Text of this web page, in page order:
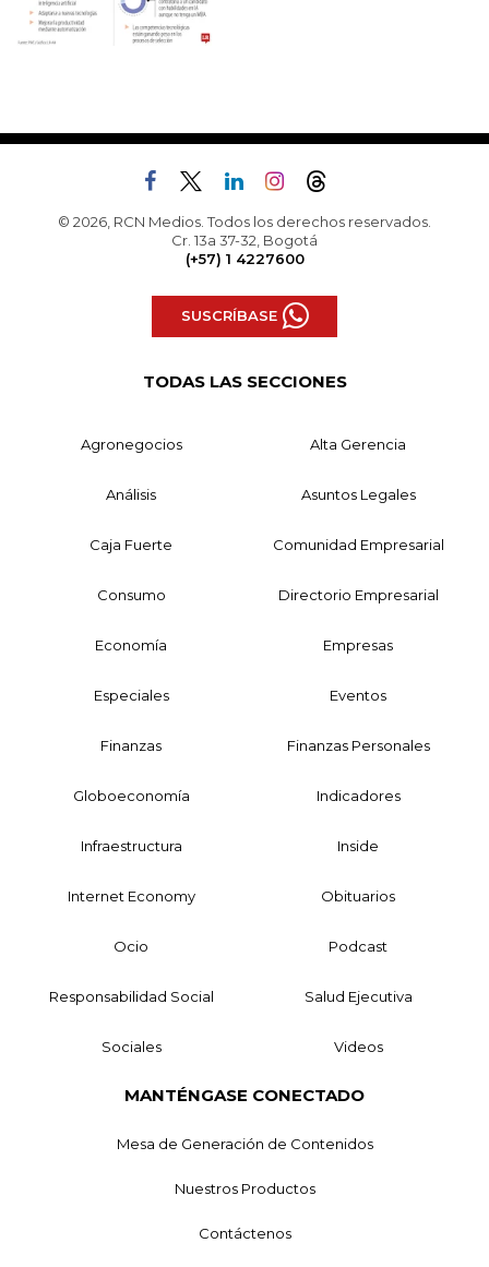
© 2026, RCN Medios. Todos los derechos reservados.
Cr. 13a 37-32, Bogotá
(+57) 1 4227600
SUSCRÍBASE
TODAS LAS SECCIONES
Agronegocios Alta Gerencia
Análisis Asuntos Legales
Caja Fuerte Comunidad Empresarial
Consumo Directorio Empresarial
Economía Empresas
Especiales Eventos
Finanzas Finanzas Personales
Globoeconomía Indicadores
Infraestructura Inside
Internet Economy Obituarios
Ocio Podcast
Responsabilidad Social Salud Ejecutiva
Sociales Videos
MANTÉNGASE CONECTADO
Mesa de Generación de Contenidos
Nuestros Productos
Contáctenos